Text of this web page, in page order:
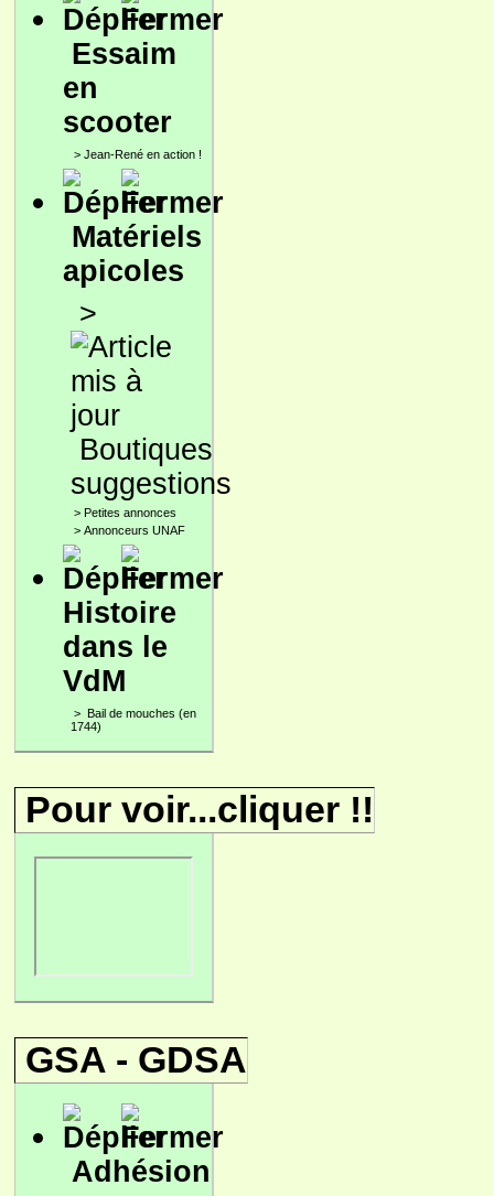
Essaim
en
scooter
> Jean-René en action !
Matériels
apicoles
>
Boutiques
suggestions
> Petites annonces
> Annonceurs UNAF
Histoire
dans le
VdM
> Bail de mouches (en
1744)
Pour voir...cliquer !!
GSA - GDSA
Adhésion